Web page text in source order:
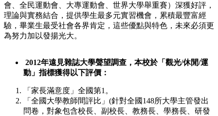
會、全民運動會、大專運動會、世界大學舉重賽）深獲好評，
理論與實務結合，提供學生最多元實習機會，累積最豐富經
驗，畢業生最受社會各界肯定，這些優點與特色，未來必須更
為努力加以發揚光大。
2012年遠見雜誌大學聲望調查，本校於「觀光/休閒/運
動」指標獲得以下評價：
「家長滿意度」全國第1。
「全國大學教師間評比」(針對全國148所大學主管發出
問卷，對象包含校長、副校長、教務長、學務長、研發